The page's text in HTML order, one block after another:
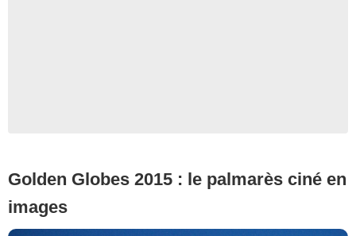
Golden Globes 2015 : le palmarès ciné en
images